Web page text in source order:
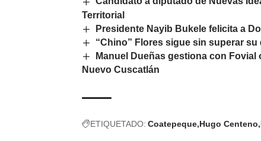
Territorial
Presidente Nayib Bukele felicita a
“Chino” Flores sigue sin superar
Manuel Dueñas gestiona con
Nuevo Cuscatlán
ETIQUETADO: Coatepeque Hugo Centeno